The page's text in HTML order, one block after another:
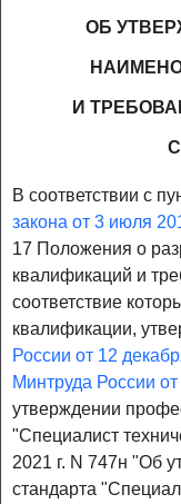
ОБ
И
В соответствии с
закона от 3 июля
17 Положения о
квалификаций и
соответствие
квалификации,
России от 12
Минтруда России
утверждении
"Специалист
2021 г. N 747н "Об
стандарта